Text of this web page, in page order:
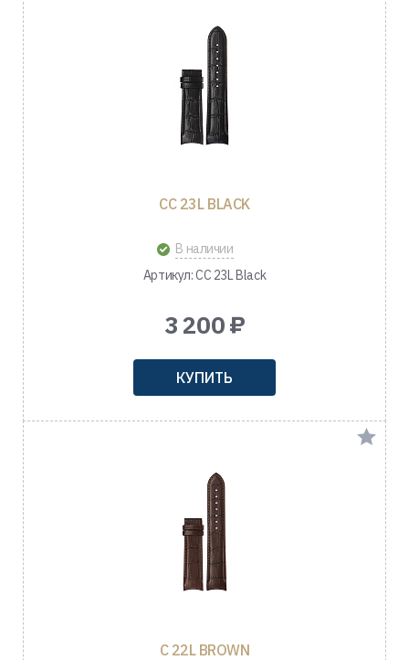
CC 23L BLACK
В наличии
Артикул: CC 23L Black
3 200 ₽
КУПИТЬ
C 22L BROWN